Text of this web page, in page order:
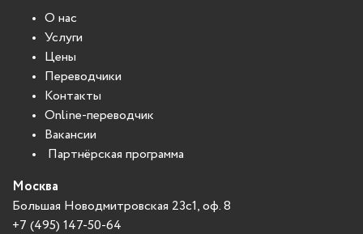
О нас
Услуги
Цены
Переводчики
Контакты
Online-переводчик
Вакансии
Партнёрская программа
Москва
Большая Новодмитровская 23с1, оф. 8
+7 (495) 147-50-64